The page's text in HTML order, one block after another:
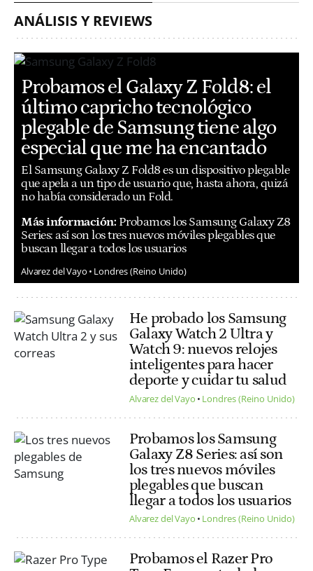
ANÁLISIS Y REVIEWS
Probamos el Galaxy Z Fold8: el
último capricho tecnológico
plegable de Samsung tiene algo
especial que me ha encantado
El Samsung Galaxy Z Fold8 es un dispositivo plegable
que apela a un tipo de usuario que, hasta ahora, quizá
no había considerado un Fold.
Más información: Probamos los Samsung Galaxy Z8
Series: así son los tres nuevos móviles plegables que
buscan llegar a todos los usuarios
Alvarez del Vayo Londres (Reino Unido)
He probado los Samsung
Galaxy Watch 2 Ultra y
Watch 9: nuevos relojes
inteligentes para hacer
deporte y cuidar tu salud
Alvarez del Vayo Londres (Reino Unido)
Probamos los Samsung
Galaxy Z8 Series: así son
los tres nuevos móviles
plegables que buscan
llegar a todos los usuarios
Alvarez del Vayo Londres (Reino Unido)
Probamos el Razer Pro